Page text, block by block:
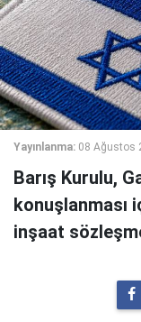
Yayınlanma: 08 Ağustos
Barış Kurulu,
konuşlanması
inşaat